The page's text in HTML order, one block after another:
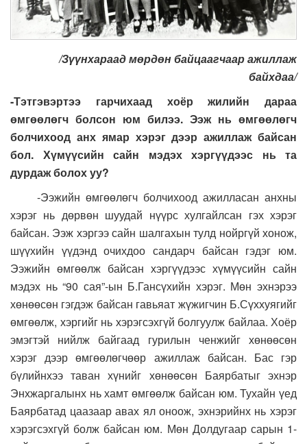
/Зүүнхараад мөрдөн байцаагчаар ажиллаж
байхдаа/
-Тэтгэвэртээ гарчихаад хоёр жилийн дараа
өмгөөлөгч болсон юм билээ. Ээж нь өмгөөлөгч
болчихоод анх ямар хэрэг дээр ажиллаж байсан
бол. Хүмүүсийн сайн мэдэх хэргүүдээс нь та
дурдаж болох уу?
-Ээжийн өмгөөлөгч болчихоод ажилласан анхны
хэрэг нь дөрвөн шуудай нүүрс хулгайлсан гэх хэрэг
байсан. Ээж хэргээ сайн шалгахын тулд нойргүй хонож,
шүүхийн үүдэнд очихдоо сандарч байсан гэдэг юм.
Ээжийн өмгөөлж байсан хэргүүдээс хүмүүсийн сайн
мэдэх нь “90 сая”-ын Б.Гансүхийн хэрэг. Мөн эхнэрээ
хөнөөсөн гэгдэж байсан гавьяат жүжигчин Б.Сүххуягийг
өмгөөлж, хэргийг нь хэрэгсэхгүй болгуулж байлаа. Хоёр
эмэгтэй нийлж байгаад гурилын ченжийг хөнөөсөн
хэрэг дээр өмгөөлөгчөөр ажиллаж байсан. Бас гэр
бүлийнхээ таван хүнийг хөнөөсөн Баярбатыг эхнэр
Энхжаргалынх нь хамт өмгөөлж байсан юм. Тухайн үед
Баярбатад цаазаар авах ял оноож, эхнэрийнх нь хэрэг
хэрэгсэхгүй болж байсан юм. Мөн Долдугаар сарын 1-